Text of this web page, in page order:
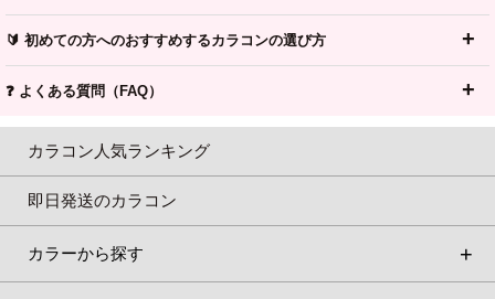
🔰 初めての方へのおすすめするカラコンの選び方
❓ よくある質問（FAQ）
カラコン人気ランキング
即日発送のカラコン
カラーから探す